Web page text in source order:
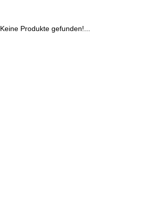
Keine Produkte gefunden!...